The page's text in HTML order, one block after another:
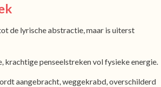
de lyrische abstractie, maar is uiterst
krachtige penseelstreken vol fysieke energie.
aangebracht, weggekrabd, overschilderd